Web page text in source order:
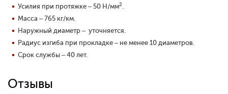
Усилия при протяжке – 50 Н/мм2.
Масса – 765 кг/км.
Наружный диаметр – уточняется.
Радиус изгиба при прокладке – не менее 10 диаметров.
Срок службы – 40 лет.
Отзывы